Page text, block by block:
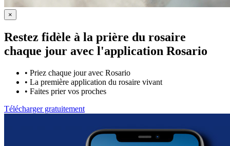
×
Restez fidèle à la prière du rosaire
chaque jour avec l'application Rosario
• Priez chaque jour avec Rosario
• La première application du rosaire vivant
• Faites prier vos proches
Télécharger gratuitement